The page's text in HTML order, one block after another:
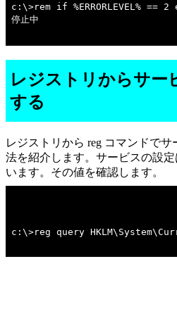
c:\>rem if %ERRORLEVEL% == 2
停止中
レジストリからサー
する
レジストリから reg コマンドで
法を紹介します。サービスの設
います。その値を確認します。
c:\>reg query